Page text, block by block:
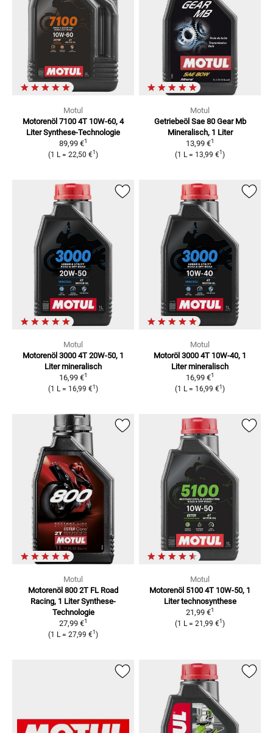
Motul
Motorenöl 7100 4T 10W-60, 4
Liter Synthese-Technologie
89,99 €1
(1 L= 22,50 €1 )
Motul
Getriebeöl Sae 80 Gear Mb
Mineralisch, 1 Liter
13,99 €1
(1 L= 13,99 €1 )
Motul
Motorenöl 3000 4T 20W-50, 1
Liter mineralisch
16,99 €1
(1 L= 16,99 €1 )
Motul
Motoröl 3000 4T 10W-40, 1
Liter mineralisch
16,99 €1
(1 L= 16,99 €1 )
Motul
Motorenöl 800 2T FL Road
Racing, 1 Liter Synthese-
Technologie
27,99 €1
(1 L = 27,99 €1 )
Motul
Motorenöl 5100 4T 10W-50, 1
Liter technosynthese
21,99 €1
(1 L = 21,99 €1 )